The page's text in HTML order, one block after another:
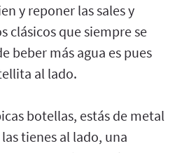
y reponer las sales y
clásicos que siempre se
beber más agua es pues
al lado.
botellas, estás de metal
tienes al lado, una